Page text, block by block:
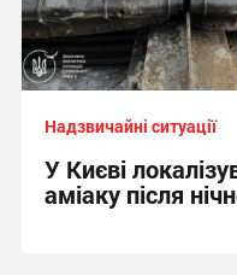
Надзвичайні ситуації
У Києві
аміаку після